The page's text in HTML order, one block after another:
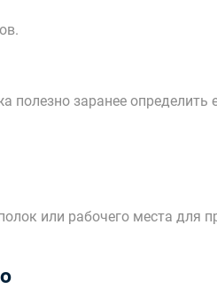
полезно заранее определить
или рабочего места для